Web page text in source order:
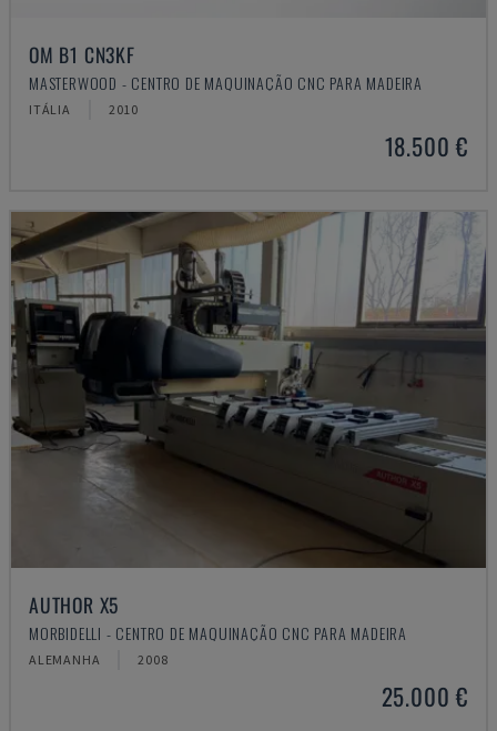
OM B1 CN3KF
MASTERWOOD - CENTRO DE MAQUINAÇÃO CNC PARA MADEIRA
ITÁLIA 2010
18.500 €
AUTHOR X5
MORBIDELLI - CENTRO DE MAQUINAÇÃO CNC PARA MADEIRA
ALEMANHA 2008
25.000 €